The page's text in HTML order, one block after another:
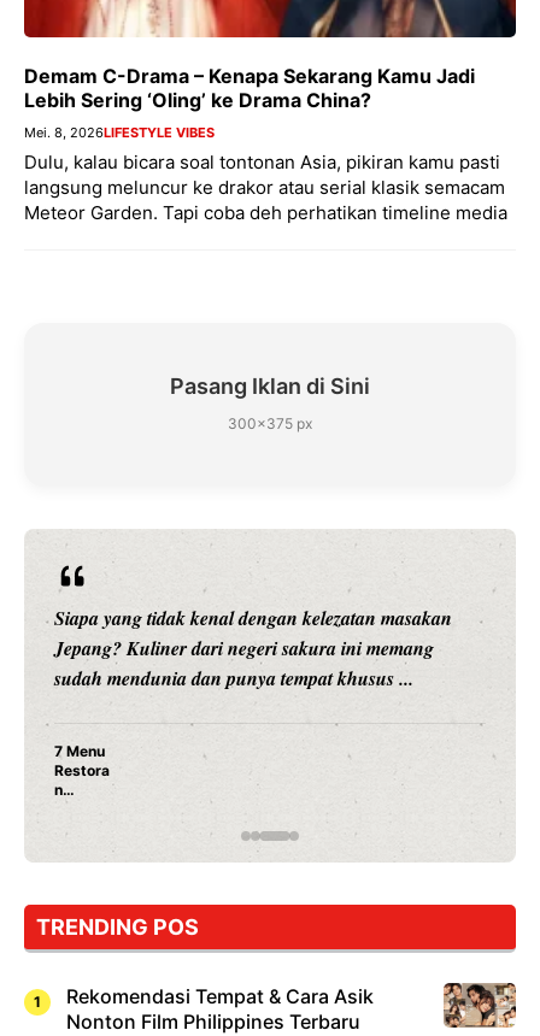
Demam C-Drama – Kenapa Sekarang Kamu Jadi
Lebih Sering ‘Oling’ ke Drama China?
Mei. 8, 2026LIFESTYLE VIBES
Dulu, kalau bicara soal tontonan Asia, pikiran kamu pasti
langsung meluncur ke drakor atau serial klasik semacam
Meteor Garden. Tapi coba deh perhatikan timeline media
Pasang Iklan di Sini
300×375 px
Siapa yang tidak kenal dengan kelezatan masakan
Jepang? Kuliner dari negeri sakura ini memang
sudah mendunia dan punya tempat khusus ...
7 Menu
Restora
n
Jepang
yang
Dicoba,
Cuma
Sushi!
TRENDING POS
Rekomendasi Tempat & Cara Asik
Nonton Film Philippines Terbaru